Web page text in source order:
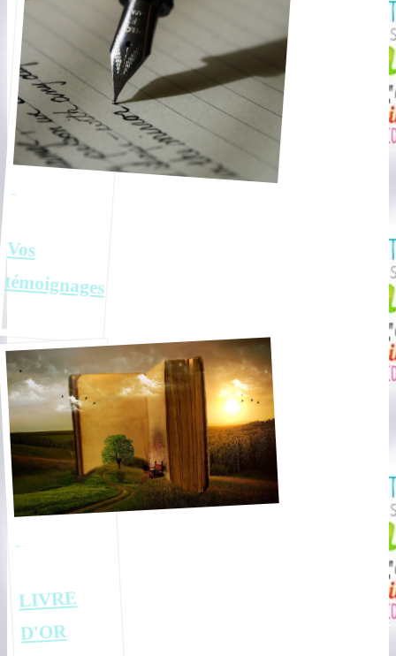
Vos
témoignages
LIVRE
D'OR